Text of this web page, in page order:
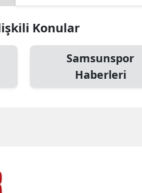
Konular
Samsunspor
Haberleri